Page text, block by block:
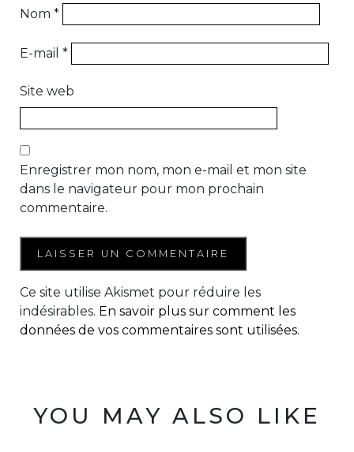
Nom *
E-mail *
Site web
Enregistrer mon nom, mon e-mail et mon site
dans le navigateur pour mon prochain
commentaire.
Ce site utilise Akismet pour réduire les
indésirables. En savoir plus sur comment les
données de vos commentaires sont utilisées.
YOU MAY ALSO LIKE